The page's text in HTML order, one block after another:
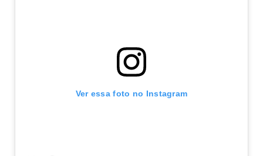
Ver essa foto no Instagram